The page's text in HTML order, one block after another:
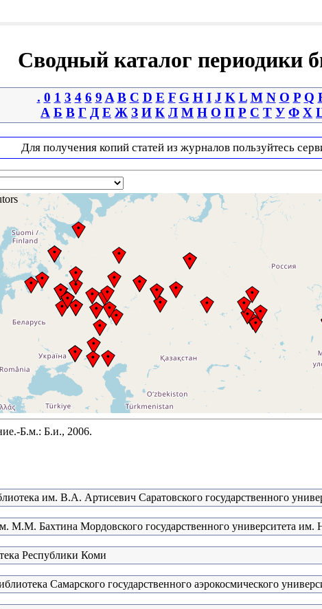
Сводный каталог периодики
. 0 1 3 4 6 9 A B C D E F G H I J K L M N O P Q
А Б В Г Д Е Ж З И К Л М Н О П Р С Т У Ф Х
Для получения копий статей из журналов пользуйтесь
Б.м.: Б.и., 2006.
им. В.А. Артисевич Саратовского государственного
М.М. Бахтина Мордовского государственного университета им.
Республики Коми
Самарского государственного аэрокосмического